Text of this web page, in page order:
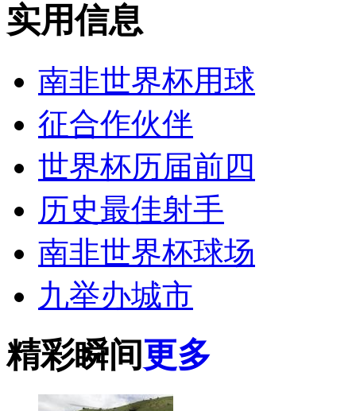
实用信息
南非世界杯用球
征合作伙伴
世界杯历届前四
历史最佳射手
南非世界杯球场
九举办城市
精彩瞬间更多